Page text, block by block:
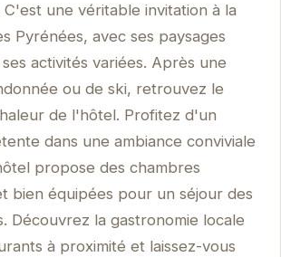
une véritable invitation à la
Pyrénées, avec ses paysages
activités variées. Après une
ou de ski, retrouvez le
de l'hôtel. Profitez d'un
dans une ambiance conviviale
propose des chambres
bien équipées pour un séjour des
Découvrez la gastronomie locale
à proximité et laissez-vous